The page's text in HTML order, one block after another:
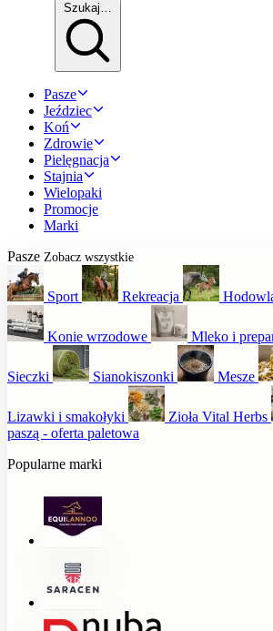
Szukaj…
Pasze
Jeździec
Koń
Zdrowie
Pielęgnacja
Stajnia
Wielopaki
Promocje
Marki
Pasze Zobacz wszystkie
Sport Rekreacja
Konie wrzodowe Mleko i
Sieczki Sianokiszonki Mesze
Lizawki i smakołyki Zioła Vital Herbs
paszą - oferta paletowa
Popularne marki